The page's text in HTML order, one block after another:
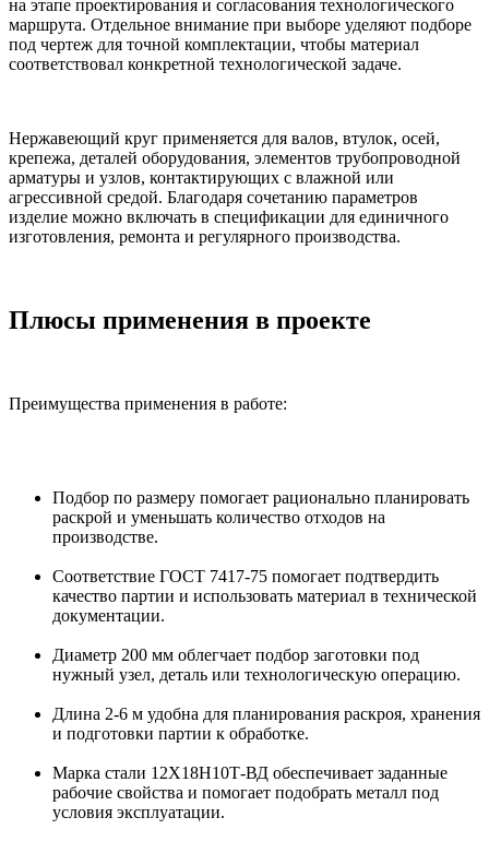
на этапе проектирования и согласования технологического
маршрута. Отдельное внимание при выборе уделяют подборе
под чертеж для точной комплектации, чтобы материал
соответствовал конкретной технологической задаче.
Нержавеющий круг применяется для валов, втулок, осей,
крепежа, деталей оборудования, элементов трубопроводной
арматуры и узлов, контактирующих с влажной или
агрессивной средой. Благодаря сочетанию параметров
изделие можно включать в спецификации для единичного
изготовления, ремонта и регулярного производства.
Плюсы применения в проекте
Преимущества применения в работе:
Подбор по размеру помогает рационально планировать
раскрой и уменьшать количество отходов на
производстве.
Соответствие ГОСТ 7417-75 помогает подтвердить
качество партии и использовать материал в технической
документации.
Диаметр 200 мм облегчает подбор заготовки под
нужный узел, деталь или технологическую операцию.
Длина 2-6 м удобна для планирования раскроя, хранения
и подготовки партии к обработке.
Марка стали 12Х18Н10Т-ВД обеспечивает заданные
рабочие свойства и помогает подобрать металл под
условия эксплуатации.